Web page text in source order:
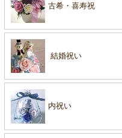
古希・喜寿祝
結婚祝い
内祝い